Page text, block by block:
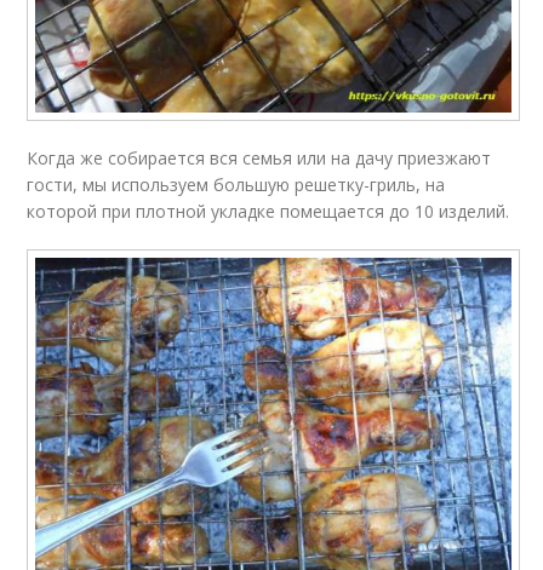
Когда же собирается вся семья или на дачу приезжают
гости, мы используем большую решетку-гриль, на
которой при плотной укладке помещается до 10 изделий.